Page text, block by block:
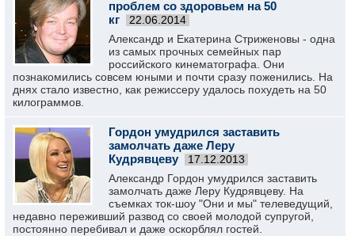
проблем со здоровьем на 50
кг
22.06.2014
Александр и Екатерина Стриженовы - одна
из самых прочных семейных пар
российского кинематографа. Они
познакомились совсем юными и почти сразу поженились. На
днях стало известно, как режиссеру удалось похудеть на 50
килограммов.
Гордон умудрился заставить
замолчать даже Леру
Кудрявцеву
17.12.2013
Александр Гордон умудрился заставить
замолчать даже Леру Кудрявцеву. На
съемках ток-шоу "Они и мы" телеведущий,
недавно переживший развод со своей молодой супругой,
постоянно перебивал и даже оскорблял гостей.